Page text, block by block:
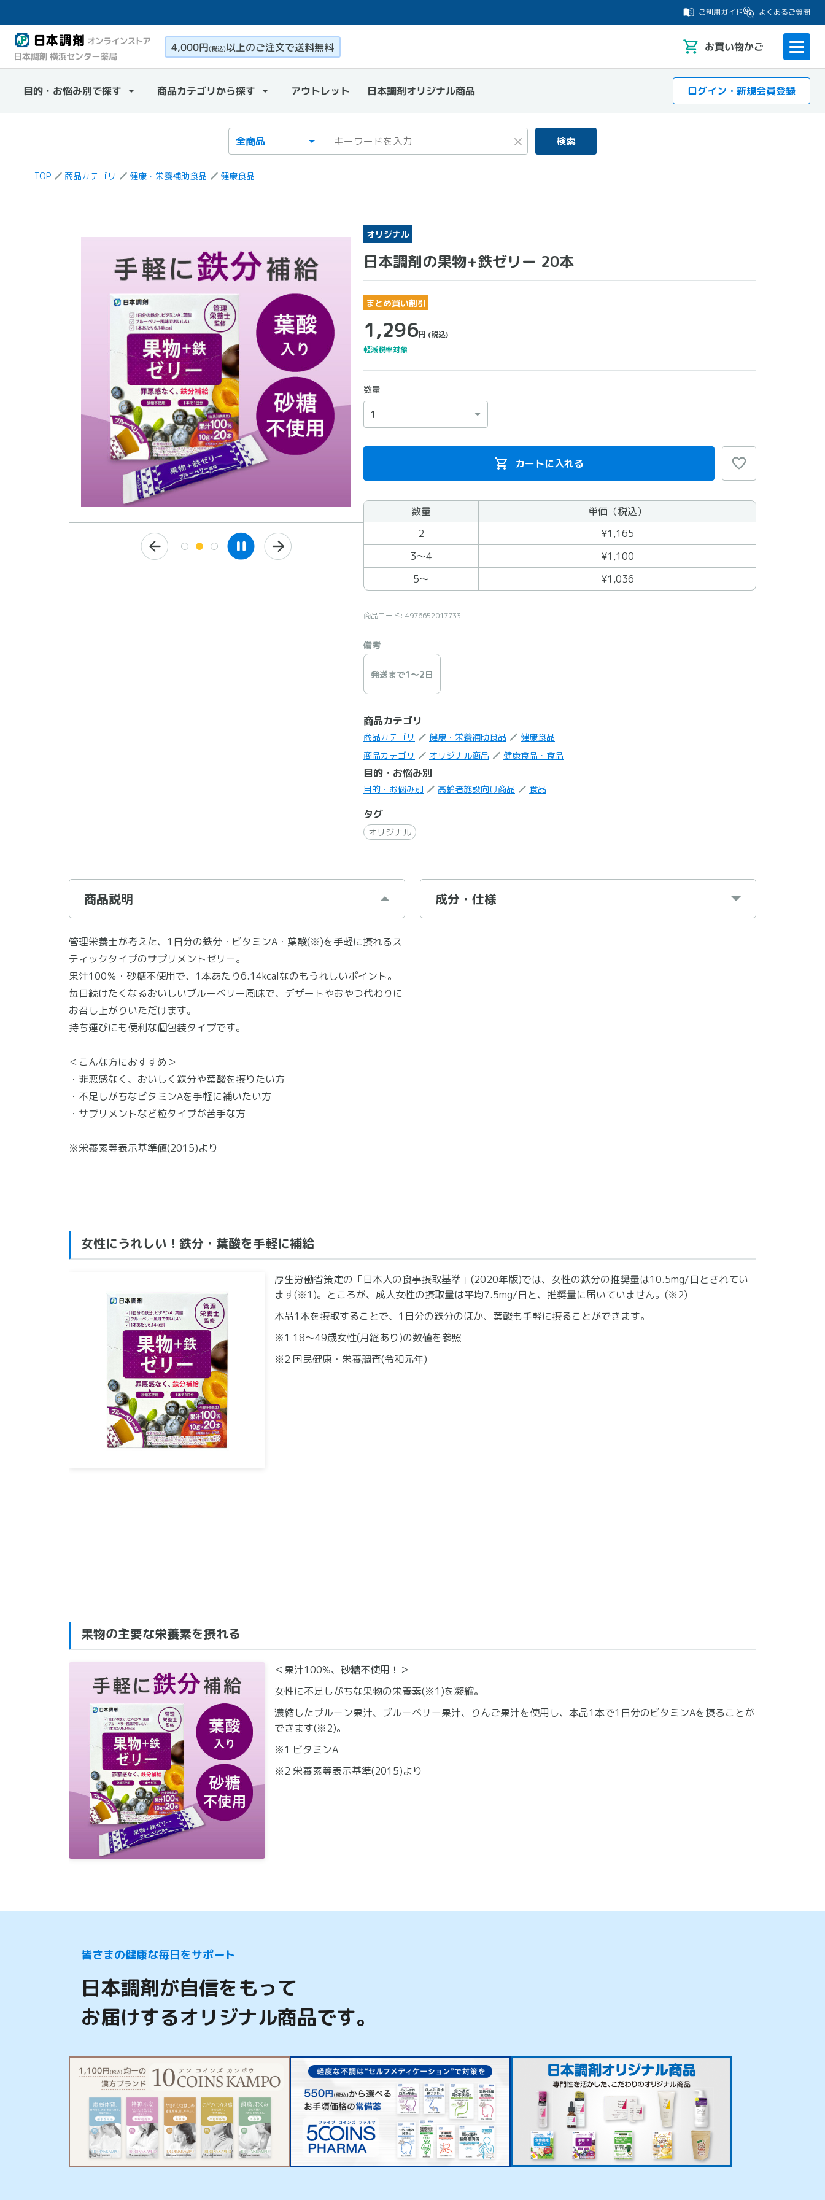
ご利用ガイド よくあるご質問
4,000円(税込)以上のご注文で送料無料 お買い物かご
目的・お悩み別で探す 商品カテゴリから探す アウトレット 日本調剤オリジナル商品 ログイン・新規会員登録
検索カテゴリ
検索キーワード × 検索
TOP 商品カテゴリ 健康・栄養補助食品 健康食品
オリジナル
日本調剤の果物+鉄ゼリー 20本
まとめ買い割引
1,296円 (税込)
軽減税率対象
数量
カートに入れる
まとめ買いの商品
数量
単価（税込）
2
¥1,165
3〜4
¥1,100
5〜
¥1,036
商品コード: 4976652017733
備考
発送まで1〜2日
商品カテゴリ
商品カテゴリ 健康・栄養補助食品
健康食品
商品カテゴリ
オリジナル商品 健康食品・食品
目的・お悩み別
目的・お悩み別 高齢者施設向け商品 食品
タグ
オリジナル
商品説明
管理栄養士が考えた、1日分の鉄分・ビタミンA・葉酸(※)を手軽に摂れるス
ティックタイプのサプリメントゼリー。
果汁100％・砂糖不使用で、1本あたり6.14kcalなのもうれしいポイント。
毎日続けたくなるおいしいブルーベリー風味で、デザートやおやつ代わりに
お召し上がりいただけます。
持ち運びにも便利な個包装タイプです。
＜こんな方におすすめ＞
・罪悪感なく、おいしく鉄分や葉酸を摂りたい方
・不足しがちなビタミンAを手軽に補いたい方
・サプリメントなど粒タイプが苦手な方
※栄養素等表示基準値(2015)より
成分・仕様
女性にうれしい！鉄分・葉酸を手軽に補給
厚生労働省策定の「日本人の食事摂取基準」(2020年版)では、女性の鉄分の推奨量は10.5mg/日とされてい
ます(※1)。ところが、成人女性の摂取量は平均7.5mg/日と、推奨量に届いていません。(※2)
本品1本を摂取することで、1日分の鉄分のほか、葉酸も手軽に摂ることができます。
※1 18～49歳女性(月経あり)の数値を参照
※2 国民健康・栄養調査(令和元年)
果物の主要な栄養素を摂れる
＜果汁100%、砂糖不使用！＞
女性に不足しがちな果物の栄養素(※1)を凝縮。
濃縮したプルーン果汁、ブルーベリー果汁、りんご果汁を使用し、本品1本で1日分のビタミンAを摂ることが
できます(※2)。
※1 ビタミンA
※2 栄養素等表示基準(2015)より
皆さまの健康な毎日をサポート
日本調剤が自信をもって
お届けするオリジナル商品です。